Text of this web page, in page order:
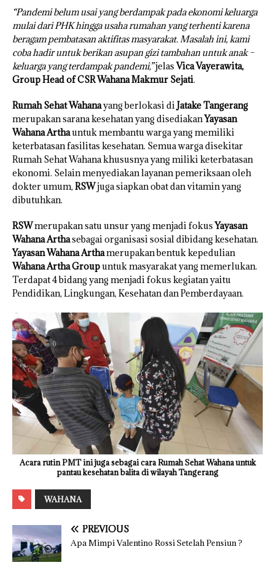
“Pandemi belum usai yang berdampak pada ekonomi keluarga
mulai dari PHK hingga usaha rumahan yang terhenti karena
beragam pembatasan aktifitas masyarakat. Masalah ini, kami
coba hadir untuk berikan asupan gizi tambahan untuk anak –
keluarga yang terdampak pandemi,”jelasVica Vayerawita,
Group Head of CSR Wahana Makmur Sejati.
Rumah Sehat Wahanayang berlokasi diJatake Tangerang
merupakan sarana kesehatan yang disediakanYayasan
Wahana Arthauntuk membantu warga yang memiliki
keterbatasan fasilitas kesehatan. Semua warga disekitar
Rumah Sehat Wahana khususnya yang miliki keterbatasan
ekonomi. Selain menyediakan layanan pemeriksaan oleh
dokter umum, RSWjuga siapkan obat dan vitamin yang
dibutuhkan.
RSWmerupakan satu unsur yang menjadi fokusYayasan
Wahana Arthasebagai organisasi sosial dibidang kesehatan.
Yayasan Wahana Arthamerupakan bentuk kepedulian
Wahana Artha Groupuntuk masyarakat yang memerlukan.
Terdapat 4 bidang yang menjadi fokus kegiatan yaitu
Pendidikan, Lingkungan, Kesehatan dan Pemberdayaan.
Acara rutin PMT ini juga sebagai cara Rumah Sehat Wahana untuk
pantau kesehatan balita di wilayah Tangerang
WAHANA
PREVIOUS
Apa Mimpi Valentino Rossi Setelah Pensiun ?